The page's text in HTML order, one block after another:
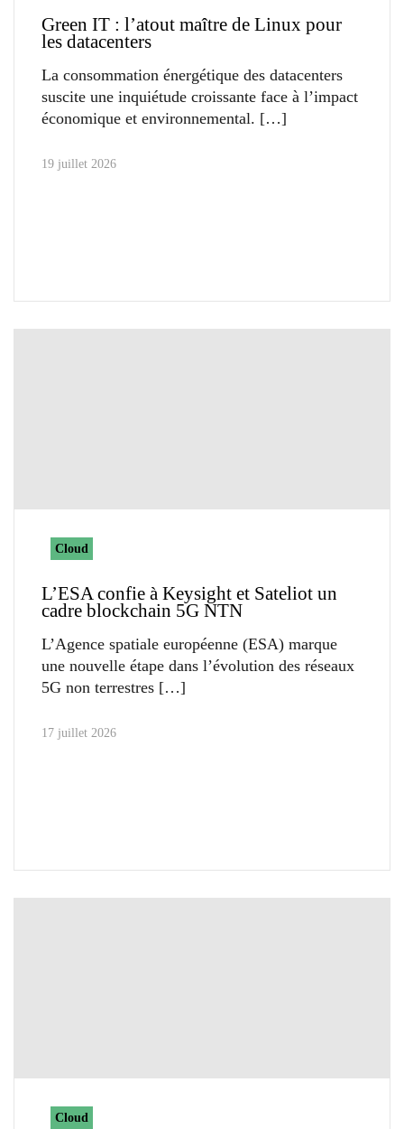
Green IT : l’atout maître de Linux pour
les datacenters
La consommation énergétique des datacenters
suscite une inquiétude croissante face à l’impact
économique et environnemental.
19 juillet 2026
Cloud
L’ESA confie à Keysight et Sateliot un
cadre blockchain 5G NTN
L’Agence spatiale européenne (ESA) marque
une nouvelle étape dans l’évolution des réseaux
5G non terrestres
17 juillet 2026
Cloud